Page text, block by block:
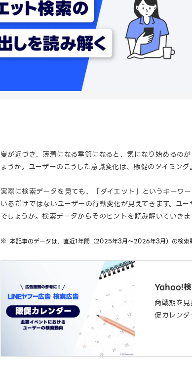
夏が近づき、薄着になる季節になると、気になり始めるの
ょうか。ユーザーのこうした意識変化は、販促のタイミング
実際に検索データを見ても、「ダイエット」というキーワ
いるだけではないユーザーの行動変化が見えてきます。ユ
でしょうか。検索データからそのヒントを読み解いていきま
本記事のデータは、直近1年間（2025年3月～2026年3月）の検
Yahoo!検
商戦期を
促カレンダ